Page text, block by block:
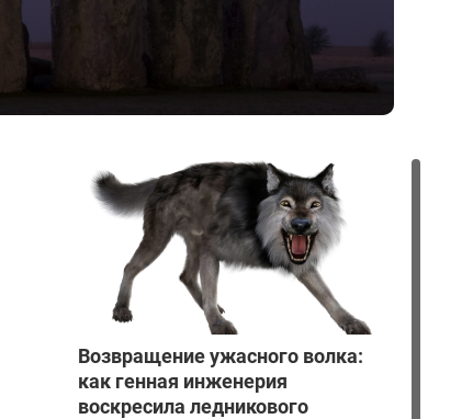
Возвращение ужасного волка:
как генная инженерия
воскресила ледникового